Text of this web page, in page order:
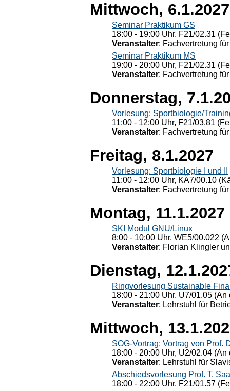
Mittwoch, 6.1.2027
Seminar Praktikum GS
18:00 - 19:00 Uhr, F21/02.31
Veranstalter: Fachvertretung
Seminar Praktikum MS
19:00 - 20:00 Uhr, F21/02.31
Veranstalter: Fachvertretung
Donnerstag,
Vorlesung: Sportbiologie/
11:00 - 12:00 Uhr, F21/03.81
Veranstalter: Fachvertretung
Freitag, 8.1.2027
Vorlesung: Sportbiologie I und II
11:00 - 12:00 Uhr, KÄ7/00.10
Veranstalter: Fachvertretung
Montag, 11.1.2027
SKI Modul GNU/Linux
8:00 - 10:00 Uhr, WE5/00.022
Veranstalter: Florian Klingler
Dienstag,
Ringvorlesung Sustainable
18:00 - 21:00 Uhr, U7/01.05
Veranstalter: Lehrstuhl für
Mittwoch,
SOG-Vortrag: Vortrag von Prof.
18:00 - 20:00 Uhr, U2/02.04
Veranstalter: Lehrstuhl für
Abschiedsvorlesung Prof. T.
18:00 - 22:00 Uhr, F21/01.57